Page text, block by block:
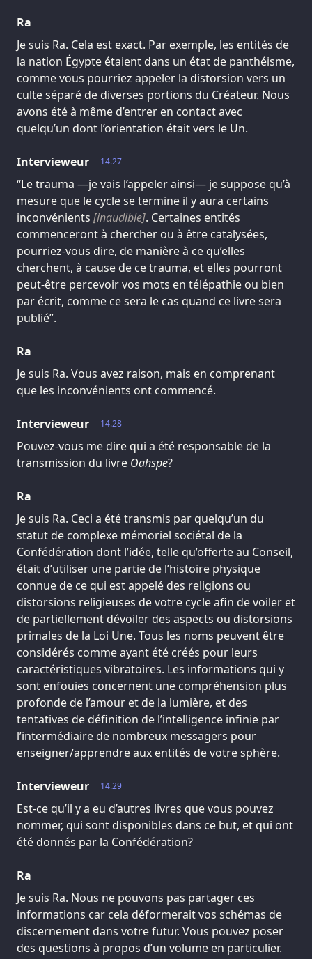
Ra
Je suis Ra. Cela est exact. Par exemple, les entités de
la nation Égypte étaient dans un état de panthéisme,
comme vous pourriez appeler la distorsion vers un
culte séparé de diverses portions du Créateur. Nous
avons été à même d’entrer en contact avec
quelqu’un dont l’orientation était vers le Un.
14.27
Intervieweur
“Le trauma —je vais l’appeler ainsi— je suppose qu’à
mesure que le cycle se termine il y aura certains
inconvénients [inaudible]. Certaines entités
commenceront à chercher ou à être catalysées,
pourriez-vous dire, de manière à ce qu’elles
cherchent, à cause de ce trauma, et elles pourront
peut-être percevoir vos mots en télépathie ou bien
par écrit, comme ce sera le cas quand ce livre sera
publié”.
Ra
Je suis Ra. Vous avez raison, mais en comprenant
que les inconvénients ont commencé.
14.28
Intervieweur
Pouvez-vous me dire qui a été responsable de la
transmission du livre Oahspe?
Ra
Je suis Ra. Ceci a été transmis par quelqu’un du
statut de complexe mémoriel sociétal de la
Confédération dont l’idée, telle qu’offerte au Conseil,
était d’utiliser une partie de l’histoire physique
connue de ce qui est appelé des religions ou
distorsions religieuses de votre cycle afin de voiler et
de partiellement dévoiler des aspects ou distorsions
primales de la Loi Une. Tous les noms peuvent être
considérés comme ayant été créés pour leurs
caractéristiques vibratoires. Les informations qui y
sont enfouies concernent une compréhension plus
profonde de l’amour et de la lumière, et des
tentatives de définition de l’intelligence infinie par
l’intermédiaire de nombreux messagers pour
enseigner/apprendre aux entités de votre sphère.
14.29
Intervieweur
Est-ce qu’il y a eu d’autres livres que vous pouvez
nommer, qui sont disponibles dans ce but, et qui ont
été donnés par la Confédération?
Ra
Je suis Ra. Nous ne pouvons pas partager ces
informations car cela déformerait vos schémas de
discernement dans votre futur. Vous pouvez poser
des questions à propos d’un volume en particulier.